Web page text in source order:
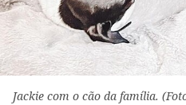
Jackie com o cão da família.